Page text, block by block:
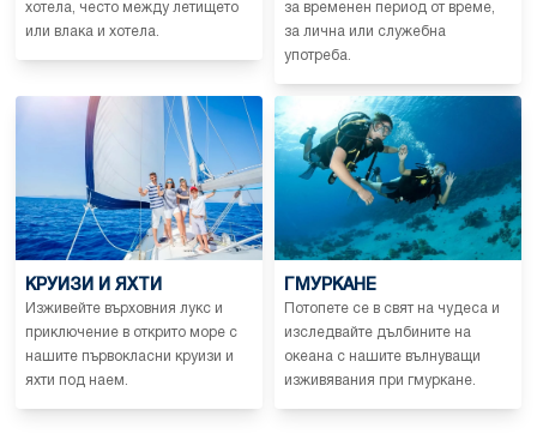
хотела, често между летището
или влака и хотела.
за временен период от време,
за лична или служебна
употреба.
КРУИЗИ И ЯХТИ
Изживейте върховния лукс и
приключение в открито море с
нашите първокласни круизи и
яхти под наем.
ГМУРКАНЕ
Потопете се в свят на чудеса и
изследвайте дълбините на
океана с нашите вълнуващи
изживявания при гмуркане.